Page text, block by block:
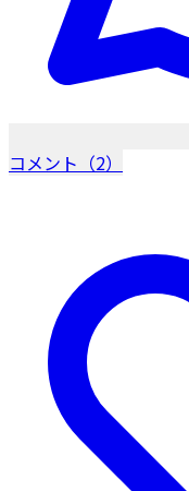
コメント（2）